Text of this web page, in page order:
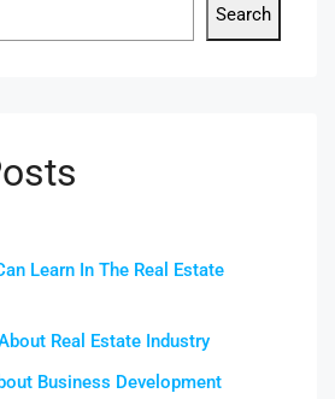
Search
Learn In The Real Estate
Real Estate Industry
Business Development